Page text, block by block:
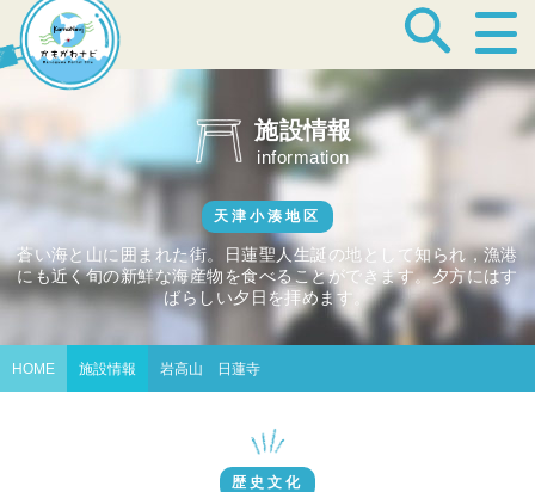
宿泊・温泉
飲食店
見どころ
体験プログラム
施設情報
information
天津小湊地区
蒼い海と山に囲まれた街。日蓮聖人生誕の地として知られ，漁港
にも近く旬の新鮮な海産物を食べることができます。夕方にはす
ばらしい夕日を拝めます。
HOME 施設情報 岩高山 日蓮寺
歴史文化